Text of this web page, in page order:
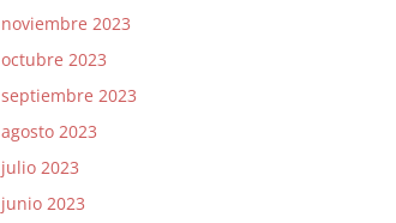
noviembre 2023
octubre 2023
septiembre 2023
agosto 2023
julio 2023
junio 2023